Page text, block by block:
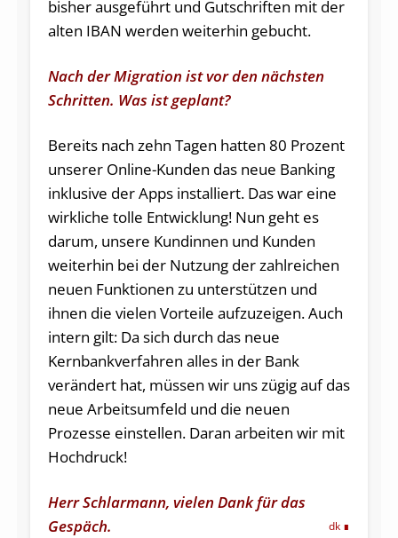
bisher ausgeführt und Gutschriften mit der
alten IBAN werden weiterhin gebucht.
Nach der Migration ist vor den nächsten
Schritten. Was ist geplant?
Bereits nach zehn Tagen hatten 80 Prozent
unserer Online-Kunden das neue Banking
inklusive der Apps installiert. Das war eine
wirkliche tolle Entwicklung! Nun geht es
darum, unsere Kundinnen und Kunden
weiterhin bei der Nutzung der zahlreichen
neuen Funktionen zu unterstützen und
ihnen die vielen Vorteile aufzuzeigen. Auch
intern gilt: Da sich durch das neue
Kernbankverfahren alles in der Bank
verändert hat, müssen wir uns zügig auf das
neue Arbeitsumfeld und die neuen
Prozesse einstellen. Daran arbeiten wir mit
Hochdruck!
Herr Schlarmann, vielen Dank für das
Gespäch.
dk